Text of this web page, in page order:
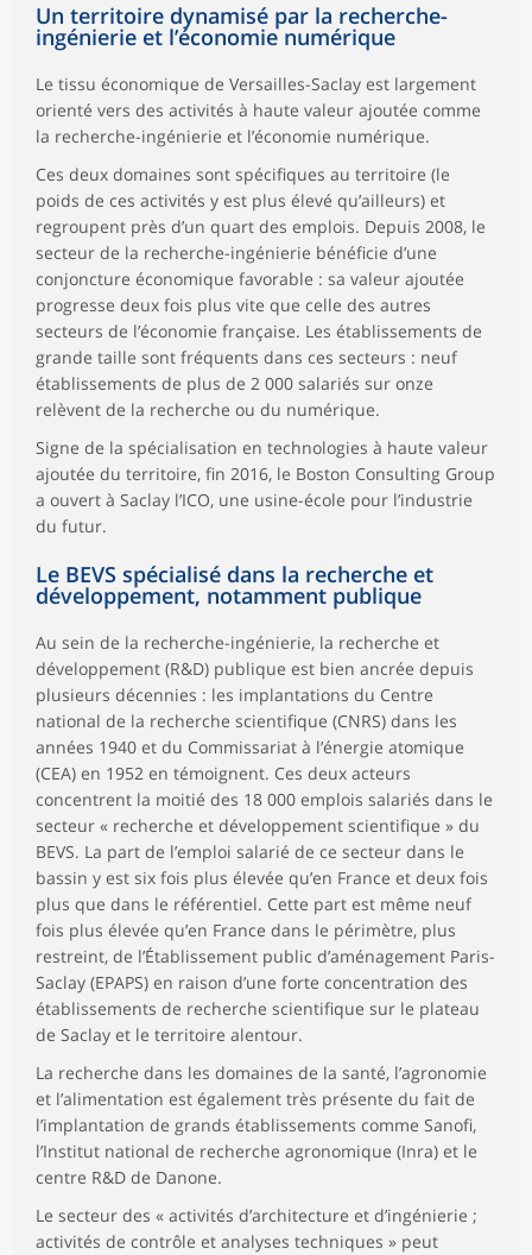
Un territoire dynamisé par la recherche-
ingénierie et l’économie numérique
Le tissu économique de Versailles-Saclay est largement
orienté vers des activités à haute valeur ajoutée comme
la recherche-ingénierie et l’économie numérique.
Ces deux domaines sont spécifiques au territoire (le
poids de ces activités y est plus élevé qu’ailleurs) et
regroupent près d’un quart des emplois. Depuis 2008, le
secteur de la recherche-ingénierie bénéficie d’une
conjoncture économique favorable : sa valeur ajoutée
progresse deux fois plus vite que celle des autres
secteurs de l’économie française. Les établissements de
grande taille sont fréquents dans ces secteurs : neuf
établissements de plus de 2 000 salariés sur onze
relèvent de la recherche ou du numérique.
Signe de la spécialisation en technologies à haute valeur
ajoutée du territoire, fin 2016, le Boston Consulting Group
a ouvert à Saclay l’ICO, une usine-école pour l’industrie
du futur.
Le BEVS spécialisé dans la recherche et
développement, notamment publique
Au sein de la recherche-ingénierie, la recherche et
développement (R&D) publique est bien ancrée depuis
plusieurs décennies : les implantations du Centre
national de la recherche scientifique (CNRS) dans les
années 1940 et du Commissariat à l’énergie atomique
(CEA) en 1952 en témoignent. Ces deux acteurs
concentrent la moitié des 18 000 emplois salariés dans le
secteur « recherche et développement scientifique » du
BEVS. La part de l’emploi salarié de ce secteur dans le
bassin y est six fois plus élevée qu’en France et deux fois
plus que dans le référentiel. Cette part est même neuf
fois plus élevée qu’en France dans le périmètre, plus
restreint, de l’Établissement public d’aménagement Paris-
Saclay (EPAPS) en raison d’une forte concentration des
établissements de recherche scientifique sur le plateau
de Saclay et le territoire alentour.
La recherche dans les domaines de la santé, l’agronomie
et l’alimentation est également très présente du fait de
l’implantation de grands établissements comme Sanofi,
l’Institut national de recherche agronomique (Inra) et le
centre R&D de Danone.
Le secteur des « activités d’architecture et d’ingénierie ;
activités de contrôle et analyses techniques » peut